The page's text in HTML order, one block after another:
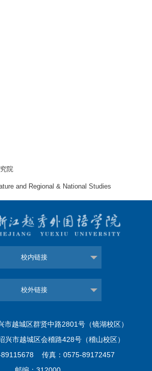
院
and Regional & National Studies
校内链接
校外链接
市越城区群贤中路2801号（镜湖校区）
兴市越城区会稽路428号（稽山校区）
89115678 传真：0575-89172457